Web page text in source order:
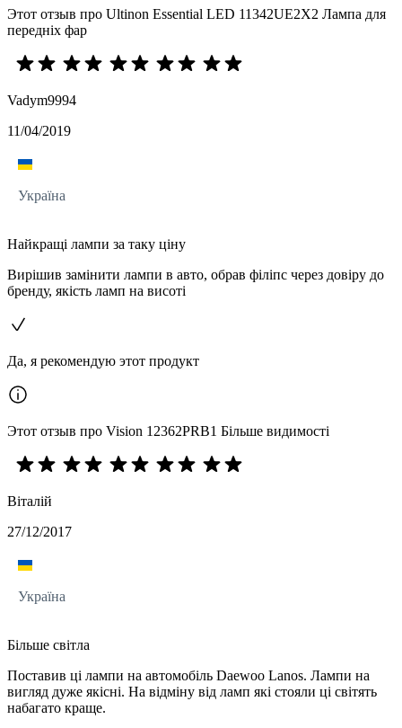
Этот отзыв про Ultinon Essential LED 11342UE2X2 Лампа для
передніх фар
Vadym9994
11/04/2019
Україна
Найкращі лампи за таку ціну
Вирішив замінити лампи в авто, обрав філіпс через довіру до
бренду, якість ламп на висоті
Да, я рекомендую этот продукт
Этот отзыв про Vision 12362PRB1 Більше видимості
Віталій
27/12/2017
Україна
Більше світла
Поставив ці лампи на автомобіль Daewoo Lanos. Лампи на
вигляд дуже якісні. На відміну від ламп які стояли ці світять
набагато краще.